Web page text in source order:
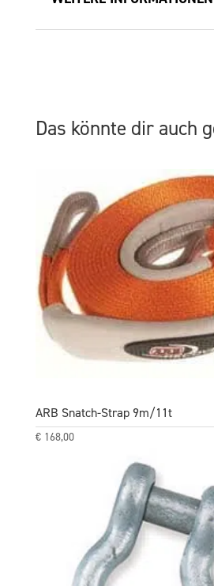
Das könnte dir auch
ARB Snatch-Strap 9m/11t
€168,00